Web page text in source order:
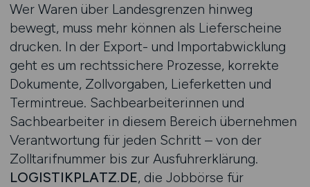
Wer Waren über Landesgrenzen hinweg
bewegt, muss mehr können als Lieferscheine
drucken. In der Export- und Importabwicklung
geht es um rechtssichere Prozesse, korrekte
Dokumente, Zollvorgaben, Lieferketten und
Termintreue. Sachbearbeiterinnen und
Sachbearbeiter in diesem Bereich übernehmen
Verantwortung für jeden Schritt – von der
Zolltarifnummer bis zur Ausfuhrerklärung.
LOGISTIKPLATZ.DE, die Jobbörse für